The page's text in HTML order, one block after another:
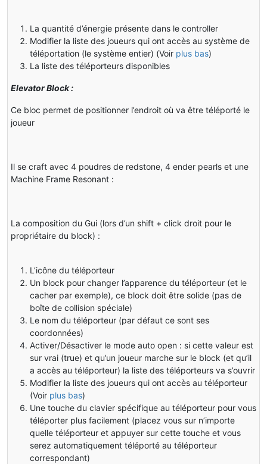
La quantité d’énergie présente dans le controller
Modifier la liste des joueurs qui ont accès au système de
téléportation (le système entier) (Voir plus bas)
La liste des téléporteurs disponibles
Elevator Block :
Ce bloc permet de positionner l’endroit où va être téléporté le
joueur
Il se craft avec 4 poudres de redstone, 4 ender pearls et une
Machine Frame Resonant :
La composition du Gui (lors d’un shift + click droit pour le
propriétaire du block) :
L’icône du téléporteur
Un block pour changer l’apparence du téléporteur (et le
cacher par exemple), ce block doit être solide (pas de
boîte de collision spéciale)
Le nom du téléporteur (par défaut ce sont ses
coordonnées)
Activer/Désactiver le mode auto open : si cette valeur est
sur vrai (true) et qu’un joueur marche sur le block (et qu’il
a accès au téléporteur) la liste des téléporteurs va s’ouvrir
Modifier la liste des joueurs qui ont accès au téléporteur
(Voir plus bas)
Une touche du clavier spécifique au téléporteur pour vous
téléporter plus facilement (placez vous sur n’importe
quelle téléporteur et appuyer sur cette touche et vous
serez automatiquement téléporté au téléporteur
correspondant)